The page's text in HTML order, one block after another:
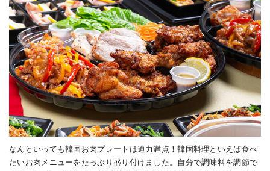
なんといっても韓国お肉プレートは迫力満点！韓国料理といえば食べ
たいお肉メニューをたっぷり盛り付けました。自分で調味料を調節で